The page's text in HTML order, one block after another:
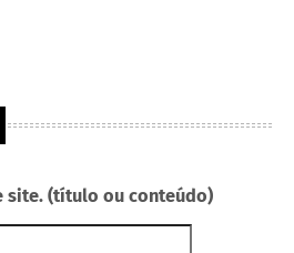
site. (título ou conteúdo)